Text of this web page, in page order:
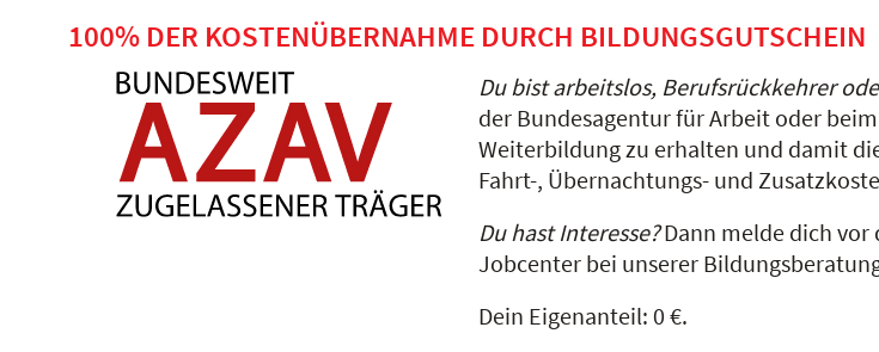
100% DER KOSTENÜBERNAHME DURCH BILDUNGSGUTSCHEIN
Du bist arbeitslos, Berufsrückkehrer
der Bundesagentur für Arbeit oder
Weiterbildung zu erhalten und damit
Fahrt-, Übernachtungs- und
Du hast Interesse?Dann melde dich vor
Jobcenter bei unserer
Dein Eigenanteil: 0 €.